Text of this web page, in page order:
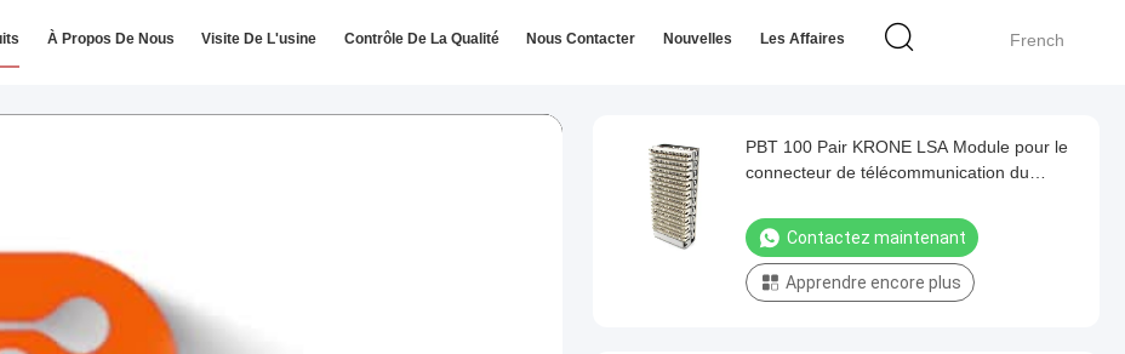
French
À Propos De Nous Visite De L'usine Contrôle De La Qualité Nous Contacter Nouvelles Les Affaires
PBT 100 Pair KRONE LSA Module pour le
connecteur de télécommunication du
Contactez maintenant
Apprendre encore plus